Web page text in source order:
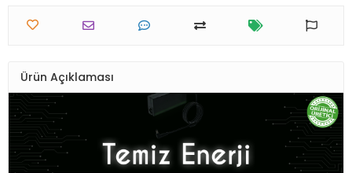
Ürün Açıklaması